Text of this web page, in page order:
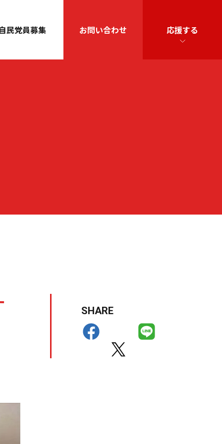
民党員募集 お問い合わせ 応援する
SHARE